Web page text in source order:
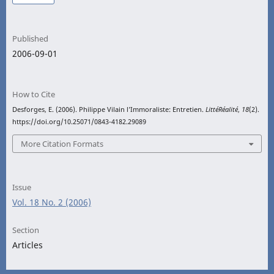
Published
2006-09-01
How to Cite
Desforges, E. (2006). Philippe Vilain l’Immoraliste: Entretien. LittéRéalité, 18(2).
https://doi.org/10.25071/0843-4182.29089
More Citation Formats
Issue
Vol. 18 No. 2 (2006)
Section
Articles